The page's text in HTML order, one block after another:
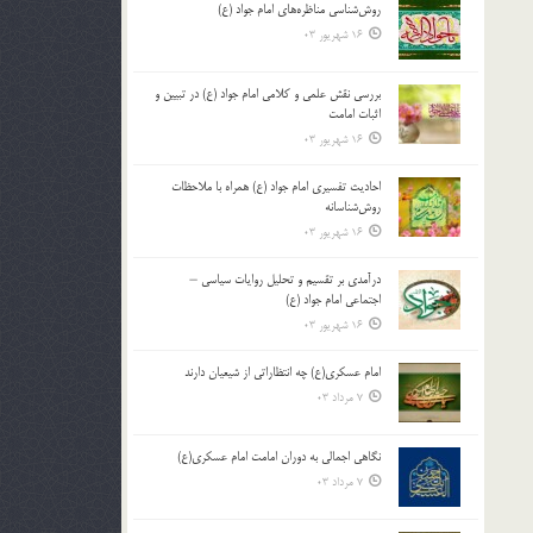
روش‌شناسی مناظره‌های امام جواد (ع)
16 شهریور 03
بررسی نقش علمی و کلامی امام جواد (ع) در تبیین و
اثبات امامت
16 شهریور 03
احادیث تفسیری امام جواد (ع) همراه با ملاحظات
روش‌شناسانه
16 شهریور 03
درآمدی بر تقسیم و تحلیل روایات سیاسی –
اجتماعی امام جواد (ع)
16 شهریور 03
امام عسکری(ع) چه انتظاراتی از شیعیان دارند
7 مرداد 03
نگاهی اجمالی به دوران امامت امام عسکری(ع)
7 مرداد 03